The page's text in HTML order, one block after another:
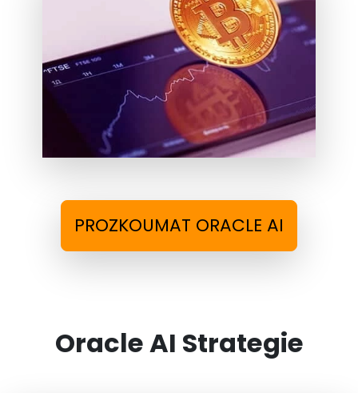
PROZKOUMAT ORACLE AI
Oracle AI Strategie